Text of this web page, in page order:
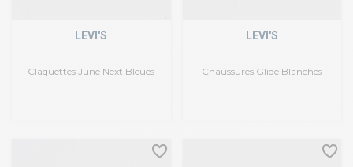
Claquettes June Next Bleues
LEVI'S
Chaussures Glide Blanches
LEVI'S